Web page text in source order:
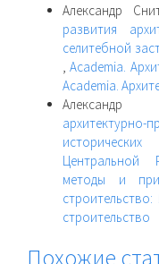
Александр
развития
селитебной
,Academia.
Academia.
Центральной
методы и
строительство
Похожие